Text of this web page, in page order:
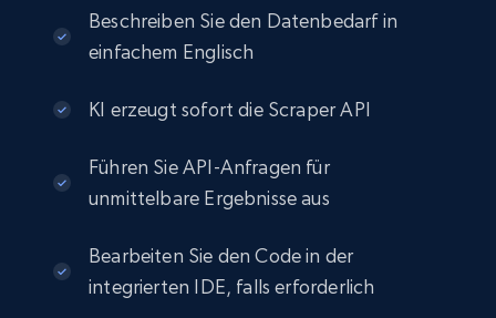
Beschreiben Sie den Datenbedarf in
einfachem Englisch
KI erzeugt sofort die Scraper API
Führen Sie API-Anfragen für
unmittelbare Ergebnisse aus
Bearbeiten Sie den Code in der
integrierten IDE, falls erforderlich